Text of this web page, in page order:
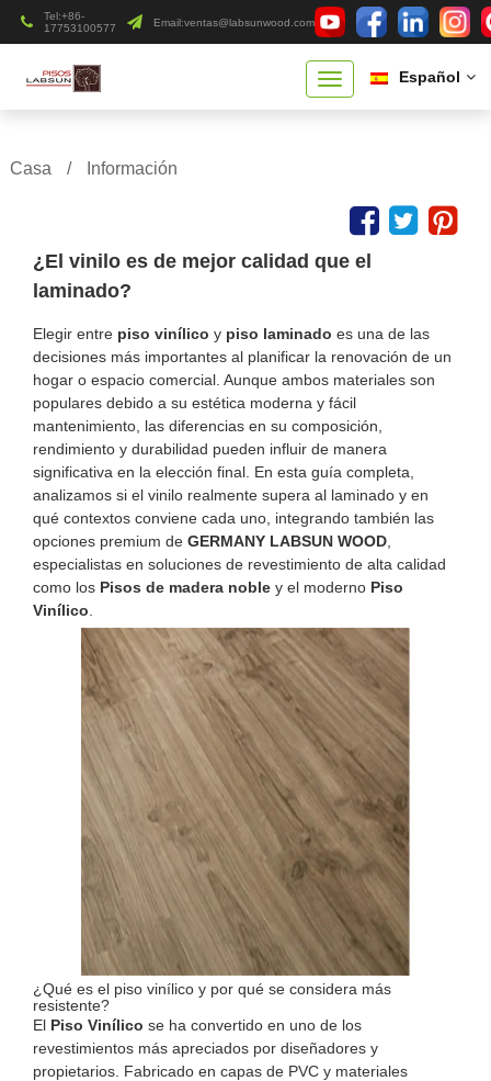
Tel:+86-
17753100577
Email:ventas@labsunwood.com
Español
Casa / Información
¿El vinilo es de mejor calidad que el
laminado?
Elegir entre piso vinílico y piso laminado es una de las
decisiones más importantes al planificar la renovación de un
hogar o espacio comercial. Aunque ambos materiales son
populares debido a su estética moderna y fácil
mantenimiento, las diferencias en su composición,
rendimiento y durabilidad pueden influir de manera
significativa en la elección final. En esta guía completa,
analizamos si el vinilo realmente supera al laminado y en
qué contextos conviene cada uno, integrando también las
opciones premium deGERMANY LABSUN WOOD
especialistas en soluciones de revestimiento de alta calidad
como los Pisos de madera noble y el moderno Piso
Vinílico
¿Qué es el piso vinílico y por qué se considera más
resistente?
El Piso Vinílico se ha convertido en uno de los
revestimientos más apreciados por diseñadores y
propietarios. Fabricado en capas de PVC y materiales